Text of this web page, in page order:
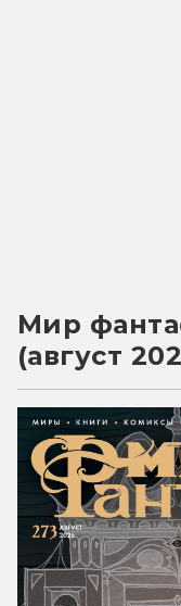
Мир
(август